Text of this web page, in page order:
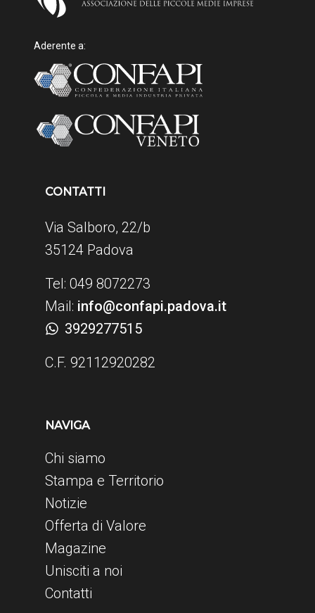
Aderente a:
CONTATTI
Via Salboro, 22/b
35124 Padova
Tel: 049 8072273
Mail: info@confapi.padova.it
3929277515
C.F. 92112920282
NAVIGA
Chi siamo
Stampa e Territorio
Notizie
Offerta di Valore
Magazine
Unisciti a noi
Contatti